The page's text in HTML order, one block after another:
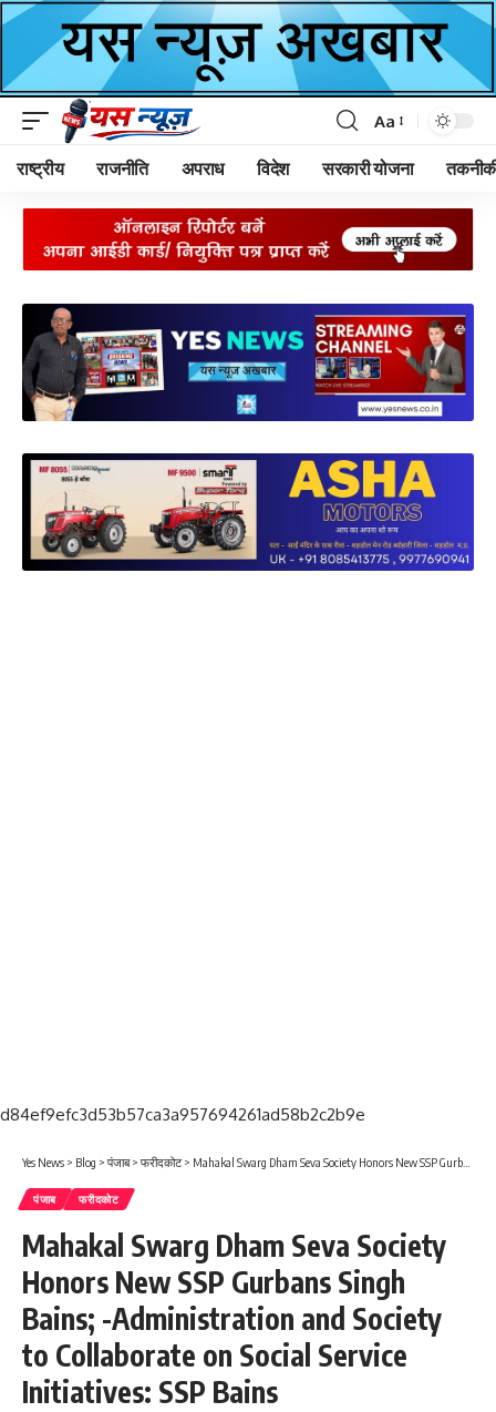
Font
Resizer
Aa
राष्ट्रीय राजनीति अपराध विदेश सरकारी योजना
d84ef9efc3d53b57ca3a957694261ad58b2c2b9e
Yes News > Blog > पंजाब> फरीदकोट> Mahakal Swarg Dham Seva Society Honors New SSP Gurbans Singh Bains; -Administration and Society to Collaborate on Social Service Initiatives: SSP Bains
पंजाब फरीदकोट
Mahakal Swarg Dham Seva Society
Honors New SSP Gurbans Singh
Bains; -Administration and Society
to Collaborate on Social Service
Initiatives: SSP Bains